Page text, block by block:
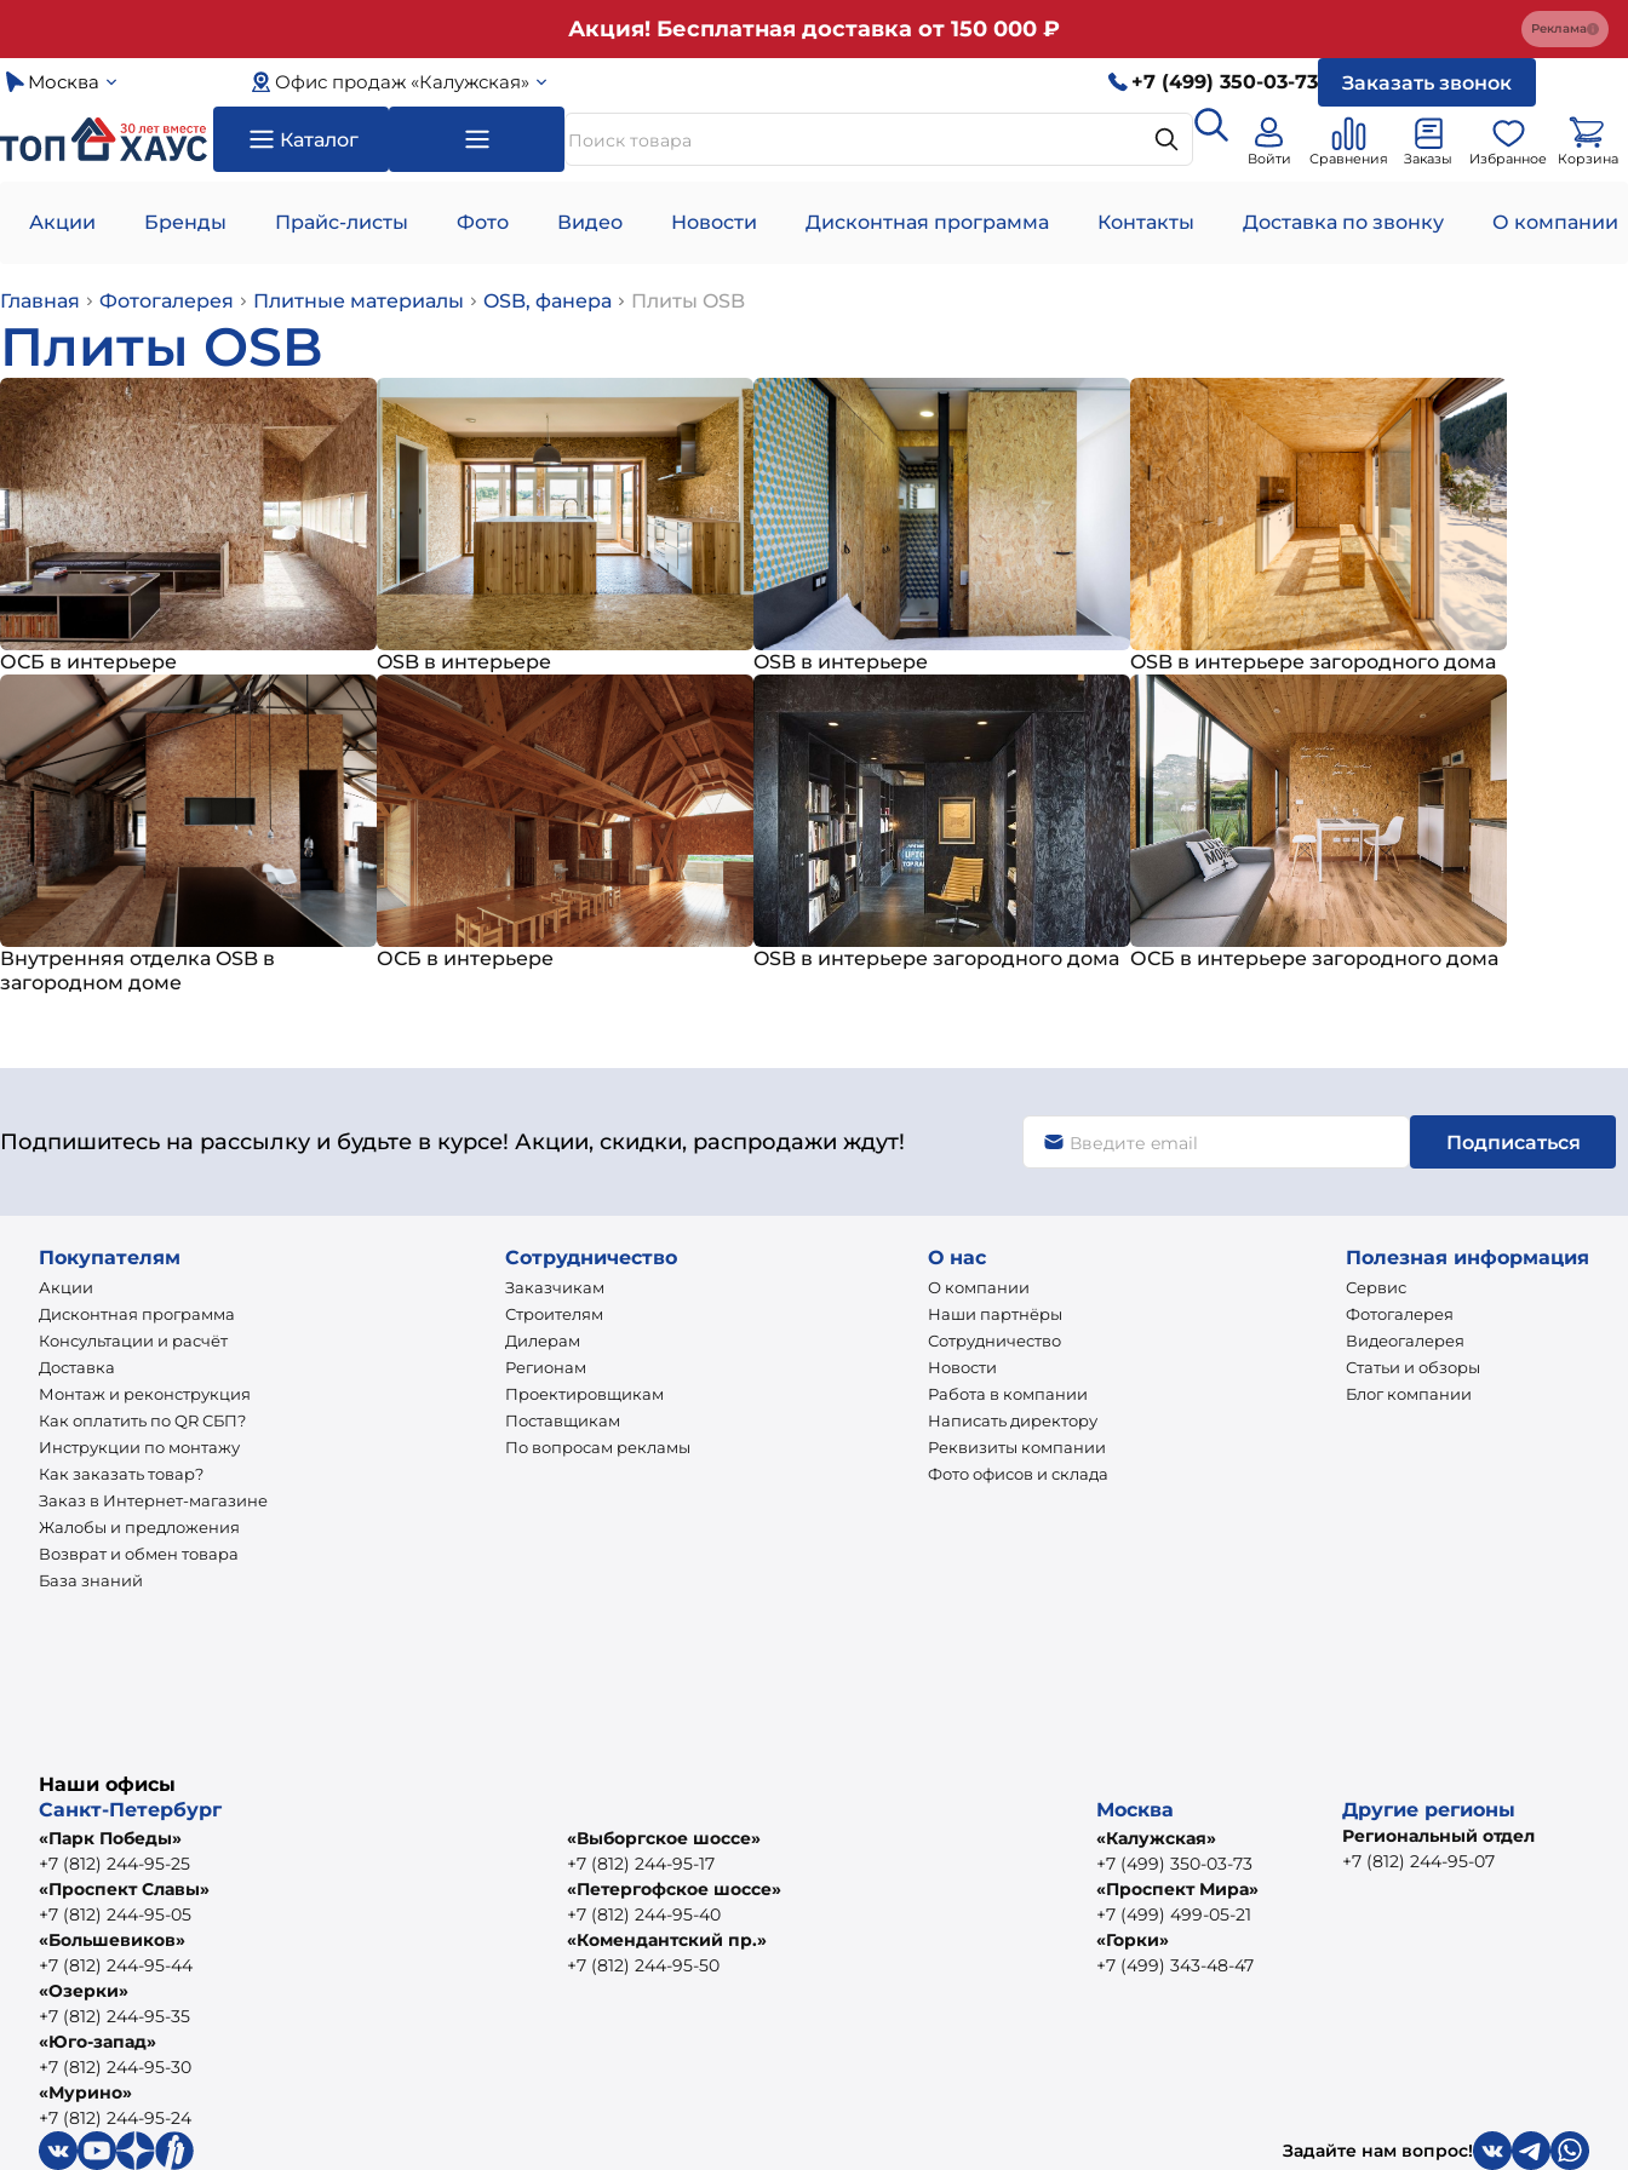
Акция! Бесплатная доставка от 150 000 ₽ Реклама
Москва Офис продаж «Калужская» +7 (499) 350-03-73 Заказать звонок
Каталог
Войти Сравнения Заказы Избранное Корзина
Акции Бренды Прайс-листы Фото Видео Новости Дисконтная программа Контакты Доставка по звонку О компании
Главная Фотогалерея Плитные материалы OSB, фанера Плиты OSB
Плиты OSB
ОСБ в интерьере OSB в интерьере OSB в интерьере OSB в интерьере загородного дома
Внутренняя отделка OSB в
загородном доме
ОСБ в интерьере OSB в интерьере загородного дома ОСБ в интерьере загородного дома
Подпишитесь на рассылку и будьте в курсе! Акции, скидки, распродажи ждут! Подписаться
Покупателям
Акции
Дисконтная программа
Консультации и расчёт
Доставка
Монтаж и реконструкция
Как оплатить по QR СБП?
Инструкции по монтажу
Как заказать товар?
Заказ в Интернет-магазине
Жалобы и предложения
Возврат и обмен товара
База знаний
Сотрудничество
Заказчикам
Строителям
Дилерам
Регионам
Проектировщикам
Поставщикам
По вопросам рекламы
О нас
О компании
Наши партнёры
Сотрудничество
Новости
Работа в компании
Написать директору
Реквизиты компании
Фото офисов и склада
Полезная информация
Сервис
Фотогалерея
Видеогалерея
Статьи и обзоры
Блог компании
Наши офисы
Санкт-Петербург
«Парк Победы»
+7 (812) 244-95-25
«Проспект Славы»
+7 (812) 244-95-05
«Большевиков»
+7 (812) 244-95-44
«Озерки»
+7 (812) 244-95-35
«Юго-запад»
+7 (812) 244-95-30
«Мурино»
+7 (812) 244-95-24
«Выборгское шоссе»
+7 (812) 244-95-17
«Петергофское шоссе»
+7 (812) 244-95-40
«Комендантский пр.»
+7 (812) 244-95-50
Москва
«Калужская»
+7 (499) 350-03-73
«Проспект Мира»
+7 (499) 499-05-21
«Горки»
+7 (499) 343-48-47
Другие регионы
Региональный отдел
+7 (812) 244-95-07
Задайте нам вопрос!